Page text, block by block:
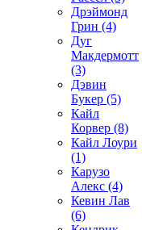
Дрэймонд
Грин (4)
Дуг
Макдермотт
(3)
Дэвин
Букер (5)
Кайл
Корвер (8)
Кайл Лоури
(1)
Карузо
Алекс (4)
Кевин Лав
(6)